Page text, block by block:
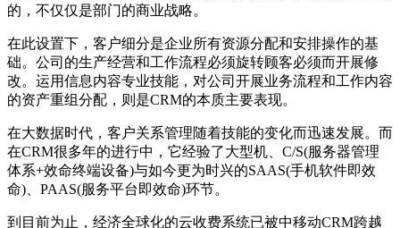
的，不仅仅是部门的商业战略。
在此设置下，客户细分是企业所有资源分配和安排操作的基
础。公司的生产经营和工作流程必须旋转顾客必须而开展修
改。运用信息内容专业技能，对公司开展业务流程和工作内容
的资产重组分配，则是CRM的本质主要表现。
在大数据时代，客户关系管理随着技能的变化而迅速发展。而
在CRM很多年的进行中，它经验了大型机、C/S(服务器管理
体系+效命终端设备)与如今更为时兴的SAAS(手机软件即效
命)、PAAS(服务平台即效命)环节。
到目前为止，经济全球化的云收费系统已被中移动CRM跨越